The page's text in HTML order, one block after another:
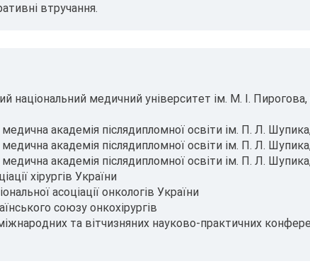
втручання.
національний медичний університет ім. М. І. Пирогова,
академія післядипломної освіти ім. П. Л. Шупика,
академія післядипломної освіти ім. П. Л.
академія післядипломної освіти ім. П. Л.
хірургів України
асоціації онкологів України
союзу онкохірургів
та вітчизняних науково-практичних